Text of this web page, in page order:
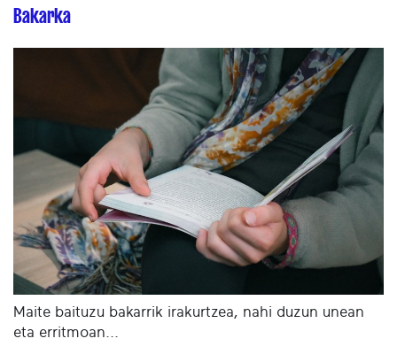
Bakarka
Maite baituzu bakarrik irakurtzea, nahi duzun unean
eta erritmoan...